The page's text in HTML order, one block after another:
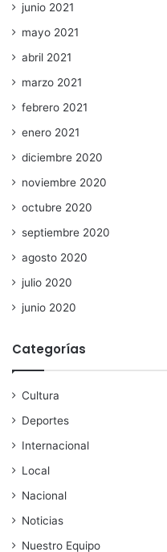
junio 2021
mayo 2021
abril 2021
marzo 2021
febrero 2021
enero 2021
diciembre 2020
noviembre 2020
octubre 2020
septiembre 2020
agosto 2020
julio 2020
junio 2020
Categorías
Cultura
Deportes
Internacional
Local
Nacional
Noticias
Nuestro Equipo